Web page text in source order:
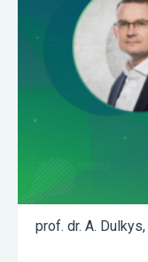
prof. dr. A. Dulkys,